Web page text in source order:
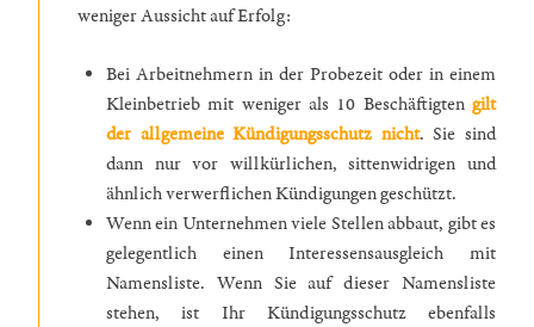
weniger Aussicht auf Erfolg:
Bei Arbeitnehmern in der Probezeit oder in einem
Kleinbetrieb mit weniger als 10 Beschäftigten gilt
der allgemeine Kündigungsschutz nicht. Sie sind
dann nur vor willkürlichen, sittenwidrigen und
ähnlich verwerflichen Kündigungen geschützt.
Wenn ein Unternehmen viele Stellen abbaut, gibt es
gelegentlich einen Interessensausgleich mit
Namensliste. Wenn Sie auf dieser Namensliste
stehen, ist Ihr Kündigungsschutz ebenfalls